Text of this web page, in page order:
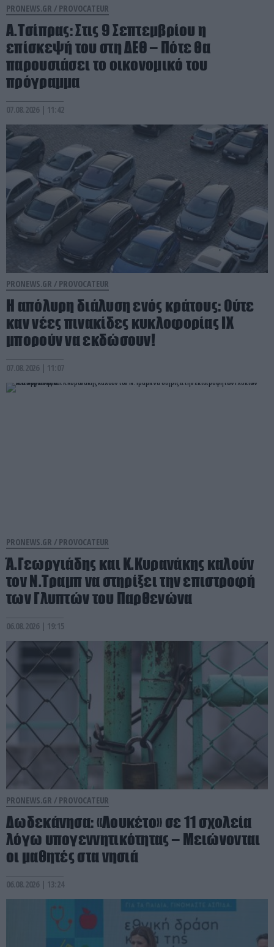
PRONEWS.GR / PROVOCATEUR
Α.Τσίπρας: Στις 9 Σεπτεμβρίου η
επίσκεψή του στη ΔΕΘ – Πότε θα
παρουσιάσει το οικονομικό του
πρόγραμμα
07.08.2026 | 11:42
PRONEWS.GR / PROVOCATEUR
Η απόλυρη διάλυση ενός κράτους: Ούτε
καν νέες πινακίδες κυκλοφορίας ΙΧ
μπορούν να εκδώσουν!
07.08.2026 | 11:07
PRONEWS.GR / PROVOCATEUR
Ά.Γεωργιάδης και Κ.Κυρανάκης καλούν
τον Ν.Τραμπ να στηρίξει την επιστροφή
των Γλυπτών του Παρθενώνα
06.08.2026 | 19:15
PRONEWS.GR / PROVOCATEUR
Δωδεκάνησα: «Λουκέτο» σε 11 σχολεία
λόγω υπογεννητικότητας – Μειώνονται
οι μαθητές στα νησιά
06.08.2026 | 13:24